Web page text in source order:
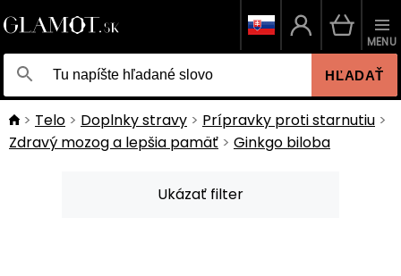
HĽADAŤ
MENU
Telo Doplnky stravy
Prípravky proti starnutiu
Zdravý mozog a lepšia pamäť
Ginkgo biloba
Ukázať filter